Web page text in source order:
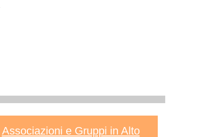
Associazioni e Gruppi in Alto